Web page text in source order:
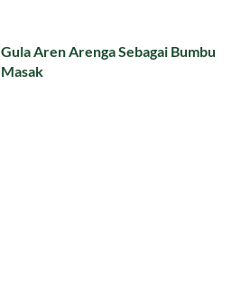
Gula Aren Arenga Sebagai Bumbu
Masak